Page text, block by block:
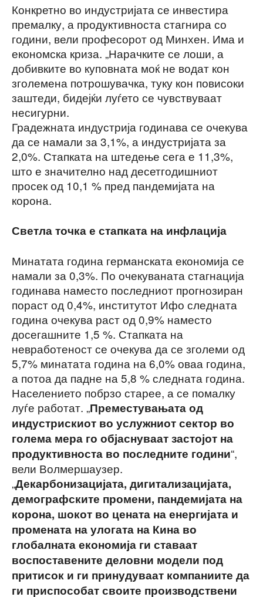
Конкретно во индустријата се инвестира
премалку, а продуктивноста стагнира со
години, вели професорот од Минхен. Има и
економска криза. „Нарачките се лоши, а
добивките во куповната моќ не водат кон
зголемена потрошувачка, туку кон повисоки
заштеди, бидејќи луѓето се чувствуваат
несигурни.
Градежната индустрија годинава се очекува
да се намали за 3,1%, а индустријата за
2,0%. Стапката на штедење сега е 11,3%,
што е значително над десетгодишниот
просек од 10,1 % пред пандемијата на
корона.
Светла точка е стапката на инфлација
Минатата година германската економија се
намали за 0,3%. По очекуваната стагнација
годинава наместо последниот прогнозиран
пораст од 0,4%, институтот Ифо следната
година очекува раст од 0,9% наместо
досегашните 1,5 %. Стапката на
невработеност се очекува да се зголеми од
5,7% минатата година на 6,0% оваа година,
а потоа да падне на 5,8 % следната година.
Населението побрзо старее, а се помалку
луѓе работат. „Преместувањата од
индустрискиот во услужниот сектор во
голема мера го објаснуваат застојот на
продуктивноста во последните години“,
вели Волмершаузер.
„Декарбонизацијата, дигитализацијата,
демографските промени, пандемијата на
корона, шокот во цената на енергијата и
промената на улогата на Кина во
глобалната економија ги ставаат
воспоставените деловни модели под
притисок и ги принудуваат компаниите да
ги приспособат своите производствени